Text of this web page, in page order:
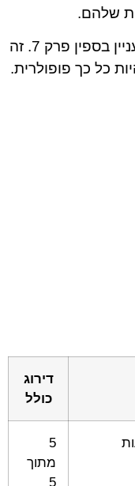
שלהם.
כדאי לראות תמונות שתציגו את העניין בספין פרק 7. זה
כל כך פופולרית.
דירוג
כולל
5
מתוך
5